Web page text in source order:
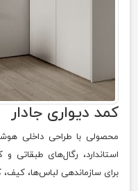
کمد دیواری جادار
محصولی با طراحی داخلی
استاندارد، رگال‌های
برای سازماندهی لباس‌ها،